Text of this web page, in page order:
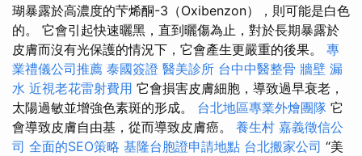
瑚暴露於高濃度的芐烯酮-3（Oxibenzon），則可能是白色
的。 它會引起快速曬黑，直到曬傷為止，對於長期暴露於
皮膚而沒有光保護的情況下，它會產生更嚴重的後果。 專
業禮儀公司推薦 泰國簽證 醫美診所 台中中醫整骨 牆壁 漏
水 近視老花雷射費用 它會損害皮膚細胞，導致過早衰老，
太陽過敏並增強色素斑的形成。 台北地區專業外燴團隊 它
會導致皮膚自由基，從而導致皮膚癌。 養生村 嘉義徵信公
司 全面的SEO策略 基隆台胞證申請地點 台北搬家公司 “美